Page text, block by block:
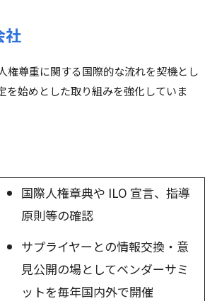
社
権尊重に関する国際的な流れを契機とし
を始めとした取り組みを強化していま
国際人権章典や ILO 宣言、指導
原則等の確認
サプライヤーとの情報交換・意
見公開の場としてベンダーサミ
ットを毎年国内外で開催